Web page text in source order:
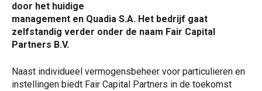
door het huidige
management en Quadia S.A. Het bedrijf gaat
zelfstandig verder onder de naam Fair Capital
Partners B.V.
Naast individueel vermogensbeheer voor particulieren en
instellingen biedt Fair Capital Partners in de toekomst